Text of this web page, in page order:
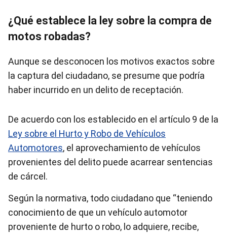
¿Qué establece la ley sobre la compra de
motos robadas?
Aunque se desconocen los motivos exactos sobre
la captura del ciudadano, se presume que podría
haber incurrido en un delito de receptación.
De acuerdo con los establecido en el artículo 9 de la
Ley sobre el Hurto y Robo de Vehículos
Automotores, el aprovechamiento de vehículos
provenientes del delito puede acarrear sentencias
de cárcel.
Según la normativa, todo ciudadano que “teniendo
conocimiento de que un vehículo automotor
proveniente de hurto o robo, lo adquiere, recibe,